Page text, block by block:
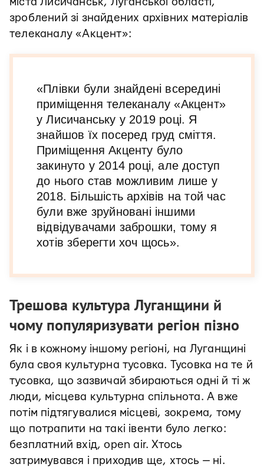
зроблений зі знайдених архівних матеріалів
телеканалу «Акцент»:
«Плівки були знайдені всередині
приміщення телеканалу «Акцент»
у Лисичанську у 2019 році. Я
знайшов їх посеред груд сміття.
Приміщення Акценту було
закинуто у 2014 році, але доступ
до нього став можливим лише у
2018. Більшість архівів на той час
були вже зруйновані іншими
відвідувачами заброшки, тому я
хотів зберегти хоч щось».
Трешова культура Луганщини й
чому популяризувати регіон пізно
Як і в кожному іншому регіоні, на Луганщині
була своя культурна тусовка. Тусовка на те й
тусовка, що зазвичай збираються одні й ті ж
люди, місцева культурна спільнота. А вже
потім підтягувалися місцеві, зокрема, тому
що потрапити на такі івенти було легко:
безплатний вхід, open air. Хтось
затримувався і приходив ще, хтось — ні.